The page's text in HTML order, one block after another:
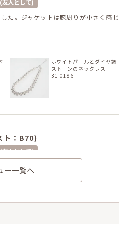
友人として)
た。ジャケットは腕周りが小さく感じ
ホワイトパールとダイヤ調
ストーンのネックレス
31-0186
ト：B70)
友人として)
た。 デザインも可愛くて着心地もよ
てレンタルできたのはとても便利で
ー一覧へ